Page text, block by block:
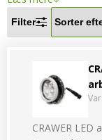
Stik,
og landbrug
FAQs – Ofte
Om os
LED-
Stik,
Filter
CRAWER LED